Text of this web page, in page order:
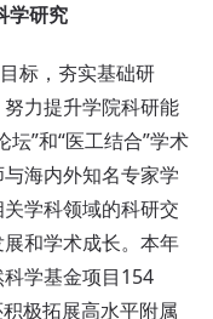
学研究
标，夯实基础研
力提升学院科研能
”和“医工结合”学术
海内外知名专家学
学科领域的科研交
和学术成长。本年
学基金项目154
极拓展高水平附属